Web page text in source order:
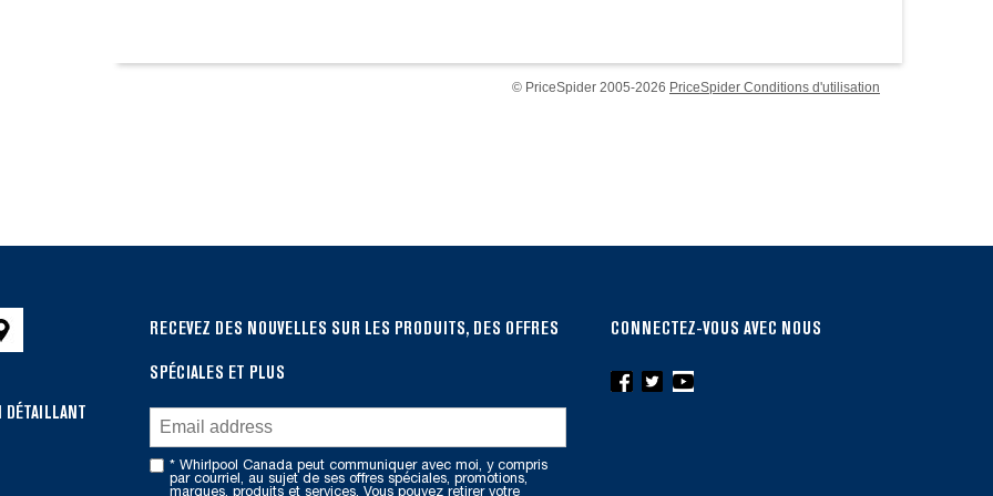
© PriceSpider 2005-2026 PriceSpider Conditions d'utilisation
DÉTAILLANT
RECEVEZ DES NOUVELLES SUR LES PRODUITS, DES OFFRES
SPÉCIALES ET PLUS
* Whirlpool Canada peut communiquer avec moi, y compris
par courriel, au sujet de ses offres spéciales, promotions,
marques, produits et services. Vous pouvez retirer votre
CONNECTEZ-VOUS AVEC NOUS